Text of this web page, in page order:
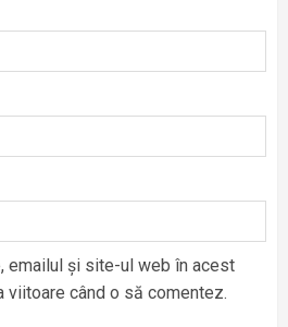
emailul și site-ul web în acest
viitoare când o să comentez.